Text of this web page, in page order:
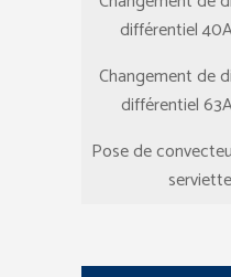
différentiel
Changement de
différentiel
Pose de
serviette